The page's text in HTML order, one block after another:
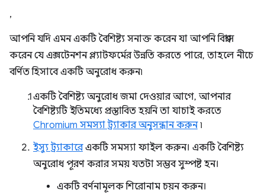
,
আপনি যদি এমন একটি বৈশিষ্ট্য সনাক্ত করেন যা আপনি বিশ্বাস
করেন যে এক্সটেনশন প্ল্যাটফর্মের উন্নতি করতে পারে, তাহলে নীচে
বর্ণিত হিসাবে একটি অনুরোধ করুন৷
একটি বৈশিষ্ট্য অনুরোধ জমা দেওয়ার আগে, আপনার
বৈশিষ্ট্যটি ইতিমধ্যে প্রস্তাবিত হয়নি তা যাচাই করতে
Chromium সমস্যা ট্র্যাকার অনুসন্ধান করুন৷
ইস্যু ট্র্যাকারেএকটি সমস্যা ফাইল করুন। একটি বৈশিষ্ট্য
অনুরোধ পূরণ করার সময় যতটা সম্ভব সুস্পষ্ট হন।
একটি বর্ণনামূলক শিরোনাম চয়ন করুন।